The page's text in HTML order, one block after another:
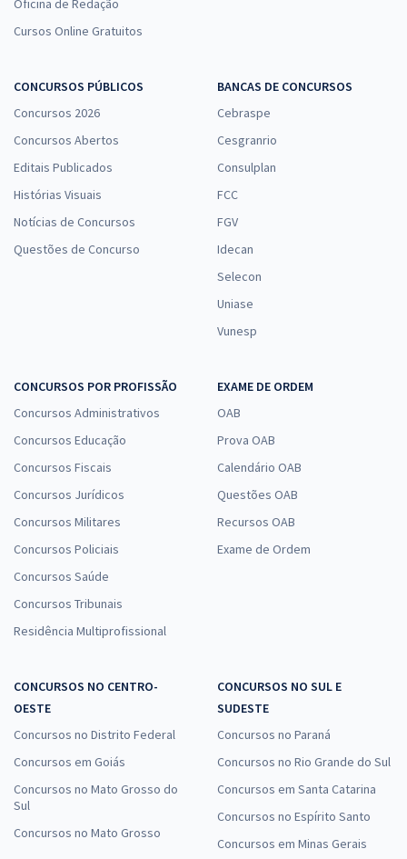
Oficina de Redação
Cursos Online Gratuitos
CONCURSOS PÚBLICOS
Concursos 2026
Concursos Abertos
Editais Publicados
Histórias Visuais
Notícias de Concursos
Questões de Concurso
BANCAS DE CONCURSOS
Cebraspe
Cesgranrio
Consulplan
FCC
FGV
Idecan
Selecon
Uniase
Vunesp
CONCURSOS POR PROFISSÃO
Concursos Administrativos
Concursos Educação
Concursos Fiscais
Concursos Jurídicos
Concursos Militares
Concursos Policiais
Concursos Saúde
Concursos Tribunais
Residência Multiprofissional
EXAME DE ORDEM
OAB
Prova OAB
Calendário OAB
Questões OAB
Recursos OAB
Exame de Ordem
CONCURSOS NO CENTRO-
OESTE
Concursos no Distrito Federal
Concursos em Goiás
Concursos no Mato Grosso do
Sul
Concursos no Mato Grosso
CONCURSOS NO SUL E
SUDESTE
Concursos no Paraná
Concursos no Rio Grande do Sul
Concursos em Santa Catarina
Concursos no Espírito Santo
Concursos em Minas Gerais